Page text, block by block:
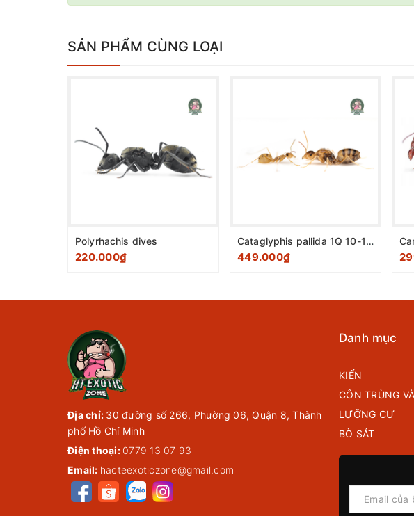
SẢN PHẨM CÙNG LOẠI
Polyrhachis dives
220.000₫
Cataglyphis pallida 1Q 10-15 W
449.000₫
Địa chỉ: 30 đường số 266, Phường 06, Quận 8, Thành
phố Hồ Chí Minh
Điện thoại: 0779 13 07 93
Email: hacteexoticzone@gmail.com
Danh mục
KIẾN
CÔN TRÙNG
LƯỠNG CƯ
BÒ SÁT